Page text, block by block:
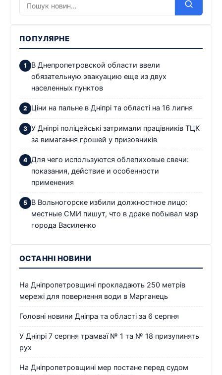
ПОПУЛЯРНЕ
В Днепропетровской области ввели
обязательную эвакуацию еще из двух
населенных пунктов
Ціни на пальне в Дніпрі та області на 16 липня
У Дніпрі поліцейські затримали працівників ТЦК
за вимагання грошей у призовників
Для чего используются облепиховые свечи:
показания, действие и особенности
применения
В Вольногорске избили должностное лицо:
местные СМИ пишут, что в драке побывал мэр
города Василенко
ОСТАННІ НОВИНИ
На Дніпропетровщині прокладають 250 метрів
мережі для повернення води в Марганець
Головні новини Дніпра та області за 6 серпня
У Дніпрі 7 серпня трамваї № 1 та № 18 призупинять
рух
На Дніпропетровщині мер постане перед судом